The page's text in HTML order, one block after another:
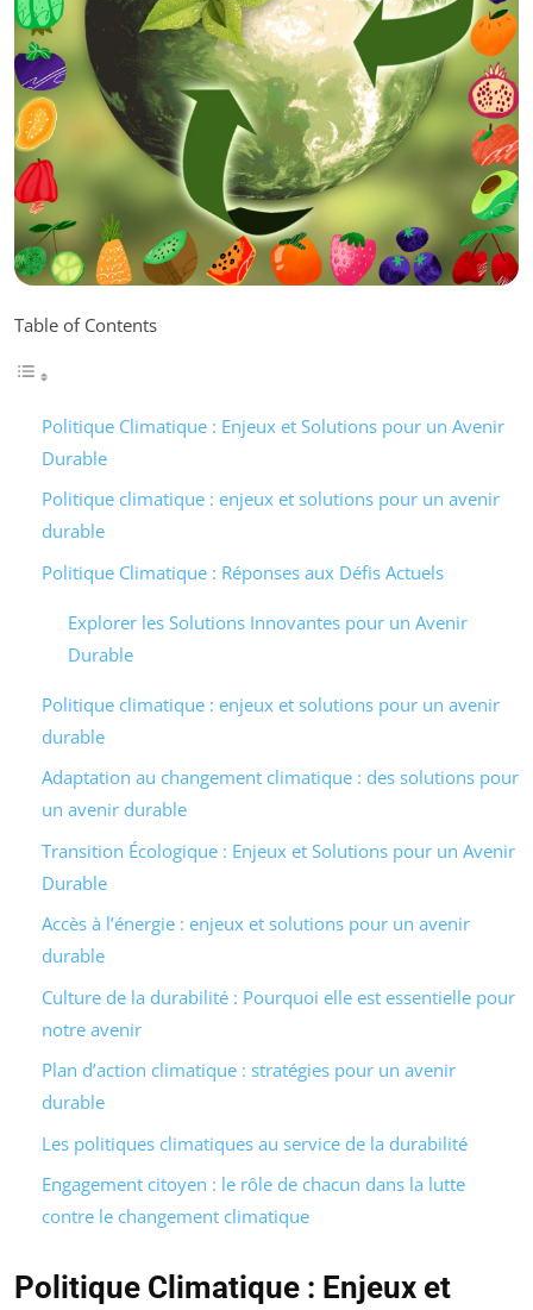
Table of Contents
Politique Climatique : Enjeux et Solutions pour un Avenir
Durable
Politique climatique : enjeux et solutions pour un avenir
durable
Politique Climatique : Réponses aux Défis Actuels
Explorer les Solutions Innovantes pour un Avenir
Durable
Politique climatique : enjeux et solutions pour un avenir
durable
Adaptation au changement climatique : des solutions pour
un avenir durable
Transition Écologique : Enjeux et Solutions pour un Avenir
Durable
Accès à l’énergie : enjeux et solutions pour un avenir
durable
Culture de la durabilité : Pourquoi elle est essentielle pour
notre avenir
Plan d’action climatique : stratégies pour un avenir
durable
Les politiques climatiques au service de la durabilité
Engagement citoyen : le rôle de chacun dans la lutte
contre le changement climatique
Politique Climatique : Enjeux et